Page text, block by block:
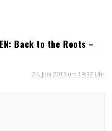
Back to the Roots –
24. Juni 2013 um 19:32 Uhr